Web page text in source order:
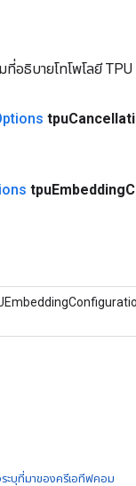
อธิบายโทโพโลยี TPU
tpu
tpuEmbedding
ะบุที่มาของครีเอทีฟคอม